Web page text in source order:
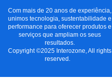
Com mais de 20 anos de experiência,
unimos tecnologia, sustentabilidade e
performance para oferecer produtos e
serviços que ampliam os seus
resultados.
Copyright ©2025 Interozone, All rights
reserved.